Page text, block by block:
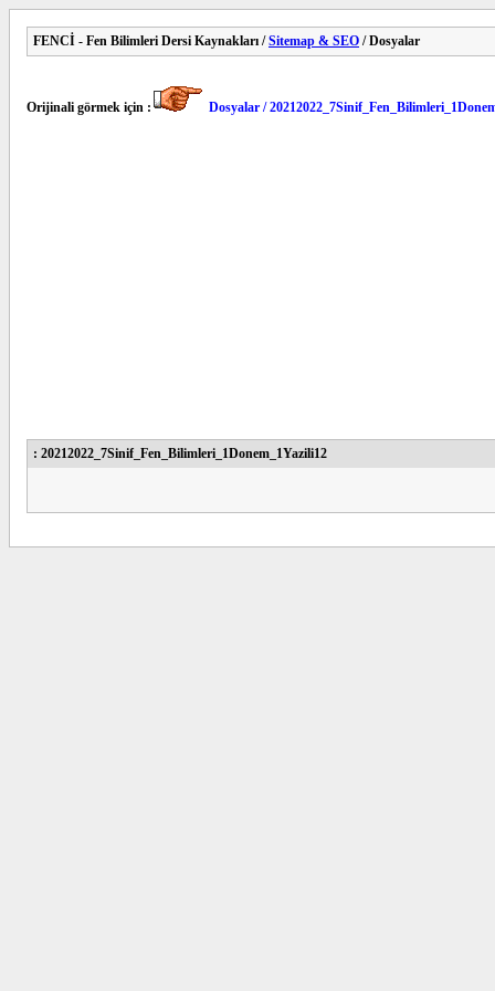
FENCİ - Fen Bilimleri Dersi Kaynakları /Sitemap & SEO / Dosyalar
Orijinali görmek için : Dosyalar /
: 20212022_7Sinif_Fen_Bilimleri_1Donem_1Yazili12